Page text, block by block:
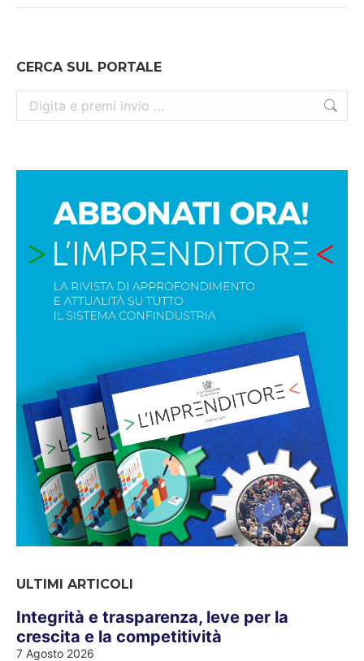
CERCA SUL PORTALE
Cerca:
ULTIMI ARTICOLI
Integrità e trasparenza, leve per la
crescita e la competitività
7 Agosto 2026